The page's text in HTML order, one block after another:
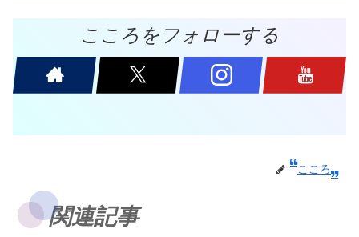
こころをフォローする
こころ
関連記事